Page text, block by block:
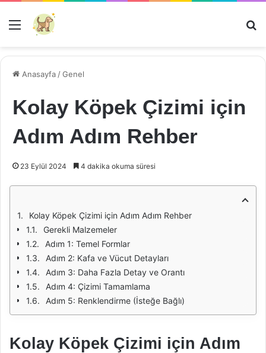
Menü
Anasayfa /Genel
Kolay Köpek Çizimi için
Adım Adım Rehber
23 Eylül 2024 4 dakika okuma süresi
Kolay Köpek Çizimi için Adım Adım Rehber
Gerekli Malzemeler
Adım 1: Temel Formlar
Adım 2: Kafa ve Vücut Detayları
Adım 3: Daha Fazla Detay ve Orantı
Adım 4: Çizimi Tamamlama
Adım 5: Renklendirme (İsteğe Bağlı)
Kolay Köpek Çizimi için Adım